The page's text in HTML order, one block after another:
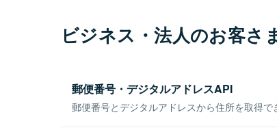
ビジネス・法人のお客さ
郵便番号・デジタルアドレスAPI
郵便番号とデジタルアドレスから住所を取得で